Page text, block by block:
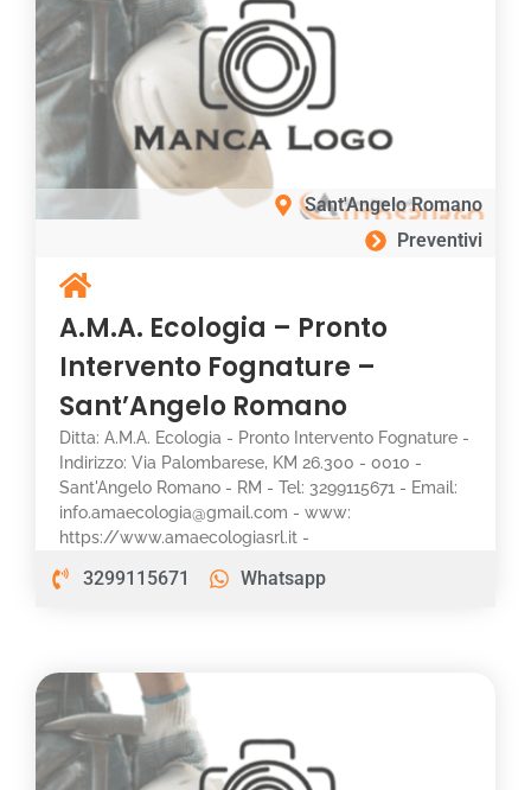
Sant'Angelo Romano
Preventivi
A.M.A. Ecologia – Pronto
Intervento Fognature –
Sant’Angelo Romano
Ditta: A.M.A. Ecologia - Pronto Intervento Fognature -
Indirizzo: Via Palombarese, KM 26.300 - 0010 -
Sant'Angelo Romano - RM - Tel: 3299115671 - Email:
info.amaecologia@gmail.com - www:
https://www.amaecologiasrl.it -
3299115671 Whatsapp